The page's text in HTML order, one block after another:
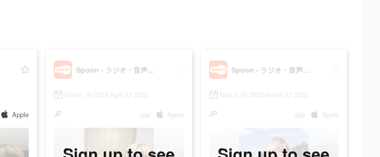
Apple
Spoon - ラジオ・音声ライブ配信
March 16 2023-April 17 2023
JP app Apple
Spoon - ラジオ・音声ライブ配信
March 18 2023-March 27 2023
JP app Apple